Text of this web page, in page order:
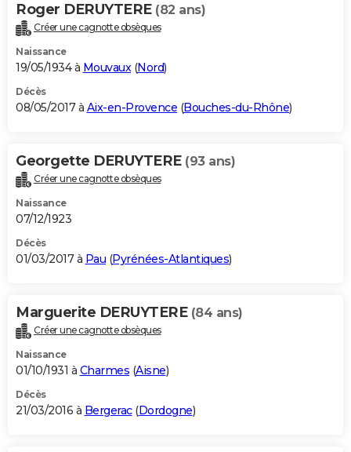
Roger DERUYTERE (82 ans)
Créer une cagnotte obsèques
Naissance
19/05/1934 à Mouvaux(Nord)
Décès
08/05/2017 à Aix-en-Provence (Bouches-du-Rhône)
Georgette DERUYTERE (93 ans)
Créer une cagnotte obsèques
Naissance
07/12/1923
Décès
01/03/2017 à Pau (Pyrénées-Atlantiques)
Marguerite DERUYTERE (84 ans)
Créer une cagnotte obsèques
Naissance
01/10/1931 à Charmes (Aisne)
Décès
21/03/2016 à Bergerac(Dordogne)